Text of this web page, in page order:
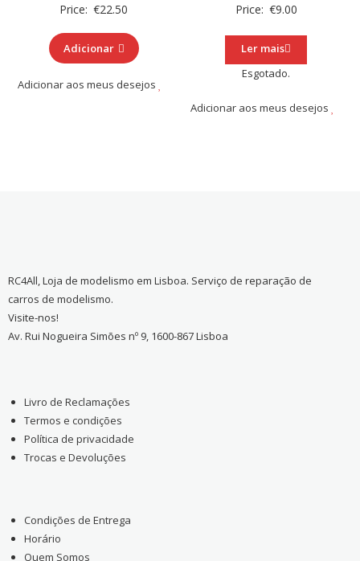
Price: €22.50
Adicionar
Adicionar aos meus desejos
Price: €9.00
Ler mais
Esgotado.
Adicionar aos meus desejos
RC4All, Loja de modelismo em Lisboa. Serviço de reparação de
carros de modelismo.
Visite-nos!
Av. Rui Nogueira Simões nº 9, 1600-867 Lisboa
Livro de Reclamações
Termos e condições
Política de privacidade
Trocas e Devoluções
Condições de Entrega
Horário
Quem Somos